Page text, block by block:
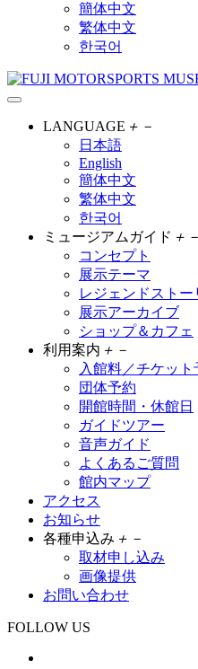
簡体中文
繁体中文
한국어
LANGUAGE ＋ －
日本語
English
簡体中文
繁体中文
한국어
ミュージアムガイド ＋ －
コンセプト
展示テーマ
レジェンドストー
展示アーカイブ
ショップ＆カフェ
利用案内 ＋ －
入館料／チケット
団体予約
開館時間・休館日
ガイドツアー
音声ガイド
よくあるご質問
館内マップ
アクセス
お知らせ
各種申込み ＋ －
取材申し込み
画像提供
お問い合わせ
FOLLOW US